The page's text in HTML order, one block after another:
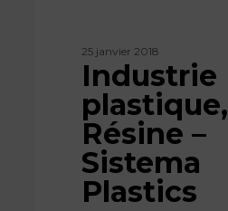
25 janvier 2018
Industrie
plastique,
Résine –
Sistema
Plastics